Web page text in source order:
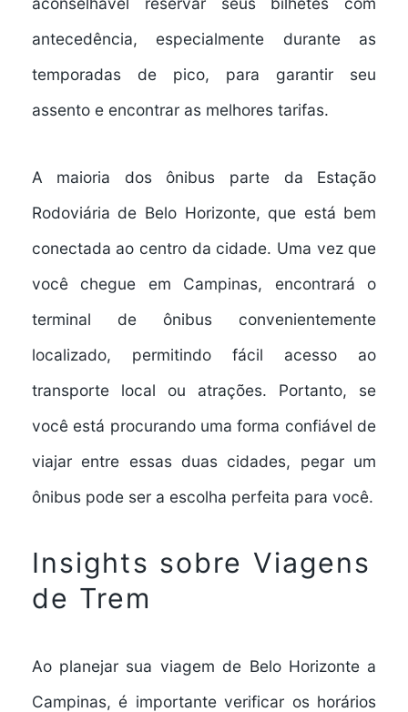
antecedência, especialmente durante as
temporadas de pico, para garantir seu
assento e encontrar as melhores tarifas.
A maioria dos ônibus parte da Estação
Rodoviária de Belo Horizonte, que está bem
conectada ao centro da cidade. Uma vez que
você chegue em Campinas, encontrará o
terminal de ônibus convenientemente
localizado, permitindo fácil acesso ao
transporte local ou atrações. Portanto, se
você está procurando umaforma confiável de
viajarentre essas duas cidades, pegar um
ônibus pode ser a escolha perfeita para você.
Insights sobre Viagens
de Trem
Ao planejar sua viagem de Belo Horizonte a
Campinas, é importante verificar os horários